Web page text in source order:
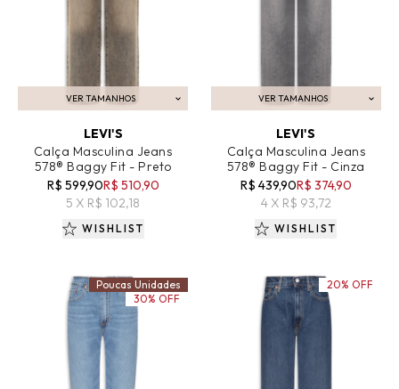
VER TAMANHOS
ADICIONAR AO CARRINHO
LEVI'S
Calça Masculina Jeans
578® Baggy Fit - Preto
R$ 599,90R$ 510,90
5 X R$ 102,18
WISHLIST
VER TAMANHOS
ADICIONAR AO CARRINHO
LEVI'S
Calça Masculina Jeans
578® Baggy Fit - Cinza
R$ 439,90R$ 374,90
4 X R$ 93,72
WISHLIST
Poucas Unidades
30% OFF
20% OFF